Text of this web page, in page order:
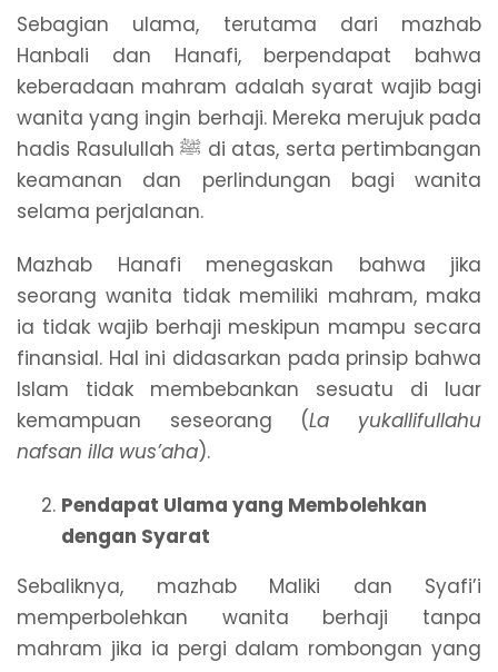
Sebagian ulama, terutama dari mazhab
Hanbali dan Hanafi, berpendapat bahwa
keberadaan mahram adalah syarat wajib bagi
wanita yang ingin berhaji. Mereka merujuk pada
hadis Rasulullah ﷺ di atas, serta pertimbangan
keamanan dan perlindungan bagi wanita
selama perjalanan.
Mazhab Hanafi menegaskan bahwa jika
seorang wanita tidak memiliki mahram, maka
ia tidak wajib berhaji meskipun mampu secara
finansial. Hal ini didasarkan pada prinsip bahwa
Islam tidak membebankan sesuatu di luar
kemampuan seseorang (La yukallifullahu
nafsan illa wus’aha).
Pendapat Ulama yang Membolehkan
dengan Syarat
Sebaliknya, mazhab Maliki dan Syafi’i
memperbolehkan wanita berhaji tanpa
mahram jika ia pergi dalam rombongan yang